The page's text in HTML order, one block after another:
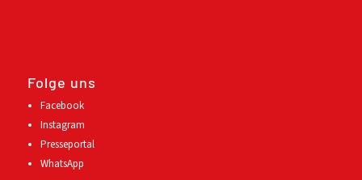
Folge uns
Facebook
Instagram
Presseportal
WhatsApp